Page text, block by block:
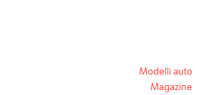
Modelli auto
Magazine